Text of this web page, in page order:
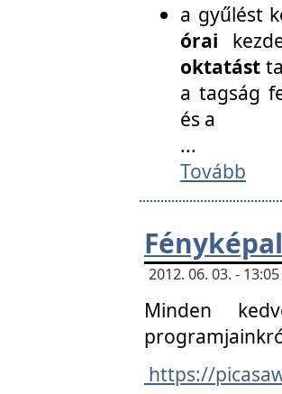
a gyűlést
órai
oktatást
a tagság
és a
...
Tovább
2012. 06. 03. -
Minden
https://